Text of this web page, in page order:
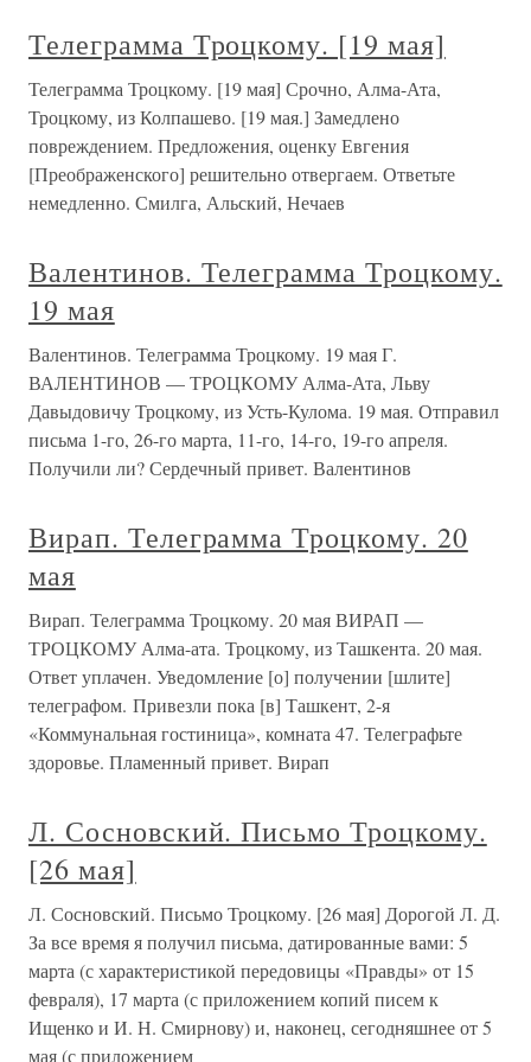
Телеграмма Троцкому. [19 мая]
Телеграмма Троцкому. [19 мая] Срочно, Алма-Ата,
Троцкому, из Колпашево. [19 мая.] Замедлено
повреждением. Предложения, оценку Евгения
[Преображенского] решительно отвергаем. Ответьте
немедленно. Смилга, Альский, Нечаев
Валентинов. Телеграмма Троцкому.
19 мая
Валентинов. Телеграмма Троцкому. 19 мая Г.
ВАЛЕНТИНОВ — ТРОЦКОМУ Алма-Ата, Льву
Давыдовичу Троцкому, из Усть-Кулома. 19 мая. Отправил
письма 1-го, 26-го марта, 11-го, 14-го, 19-го апреля.
Получили ли? Сердечный привет. Валентинов
Вирап. Телеграмма Троцкому. 20
мая
Вирап. Телеграмма Троцкому. 20 мая ВИРАП —
ТРОЦКОМУ Алма-ата. Троцкому, из Ташкента. 20 мая.
Ответ уплачен. Уведомление [о] получении [шлите]
телеграфом. Привезли пока [в] Ташкент, 2-я
«Коммунальная гостиница», комната 47. Телеграфьте
здоровье. Пламенный привет. Вирап
Л. Сосновский. Письмо Троцкому.
[26 мая]
Л. Сосновский. Письмо Троцкому. [26 мая] Дорогой Л. Д.
За все время я получил письма, датированные вами: 5
марта (с характеристикой передовицы «Правды» от 15
февраля), 17 марта (с приложением копий писем к
Ищенко и И. Н. Смирнову) и, наконец, сегодняшнее от 5
мая (с приложением